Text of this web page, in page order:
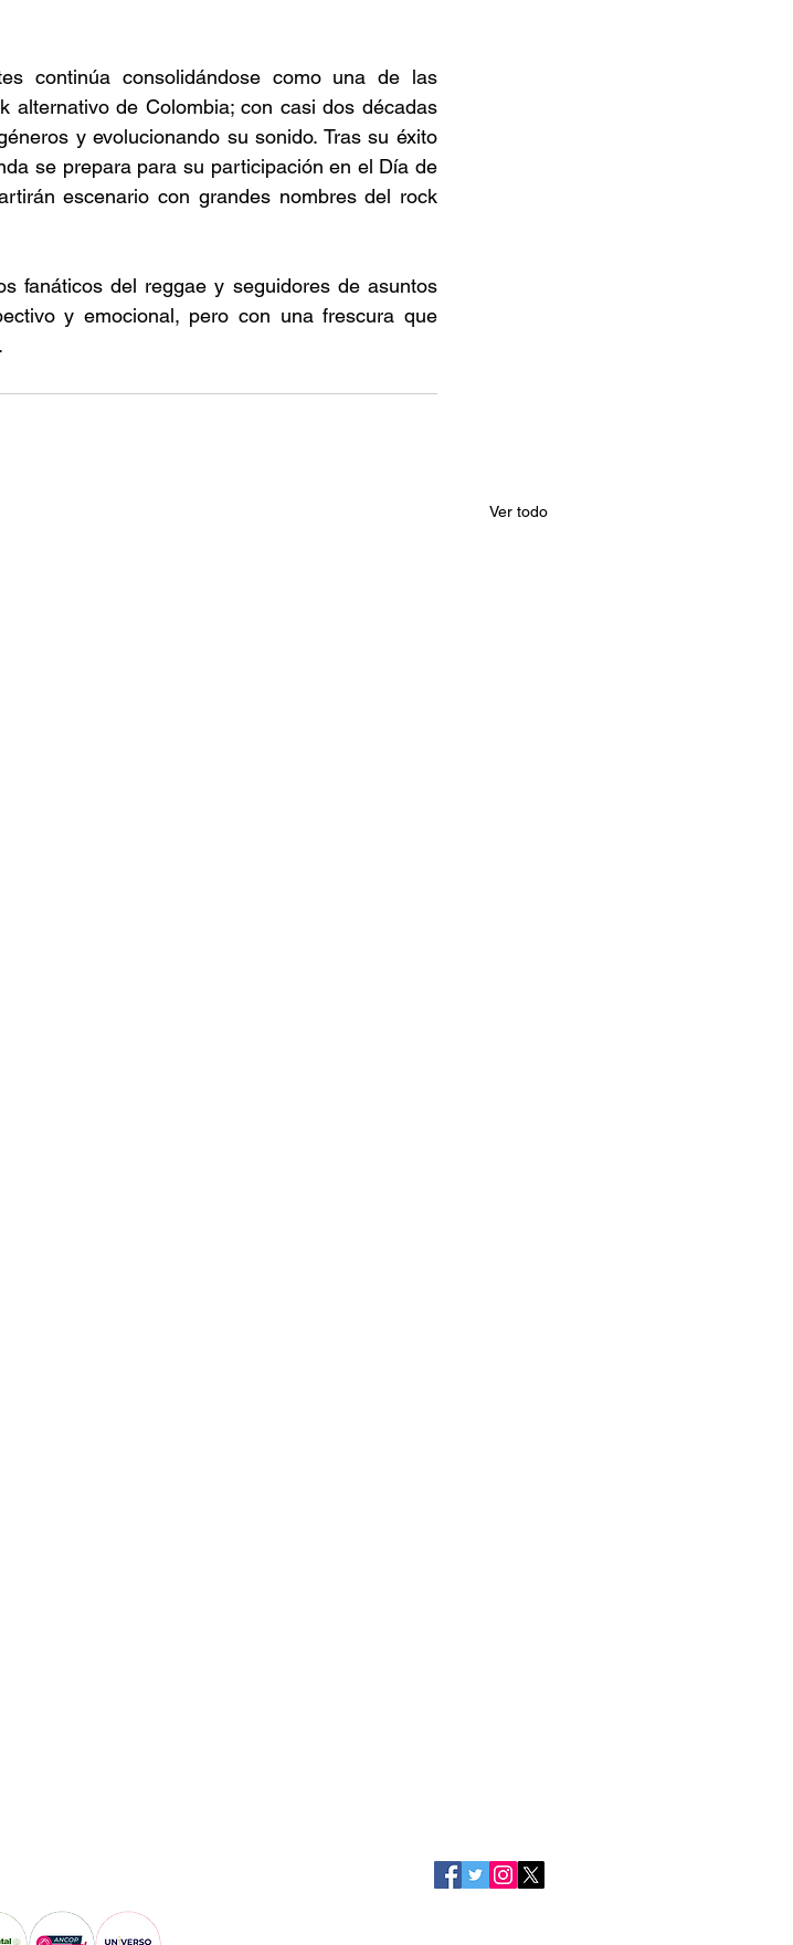
continúa consolidándose como una de las
alternativo de Colombia; con casi dos décadas
y evolucionando su sonido. Tras su éxito
se prepara para su participación en el Día de
escenario con grandes nombres del rock
fanáticos del reggae y seguidores de asuntos
y emocional, pero con una frescura que
Ver todo